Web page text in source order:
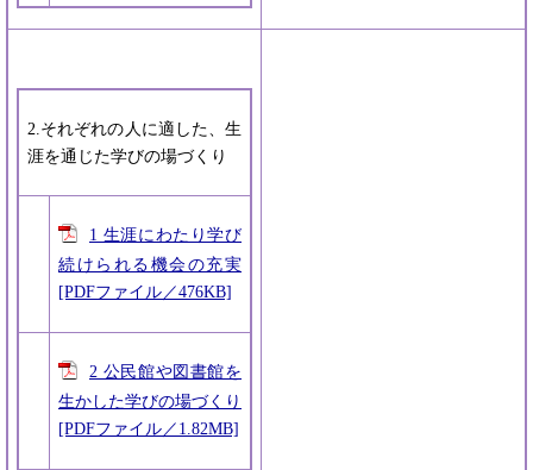
2.それぞれの人に適した、生
涯を通じた学びの場づくり
1 生涯にわたり学び
続けられる機会の充実
[PDFファイル／476KB]
2 公民館や図書館を
生かした学びの場づくり
[PDFファイル／1.82MB]